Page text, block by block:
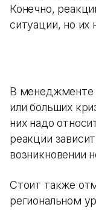
Конечно,
ситуации, но их
В менеджменте
или больших
них надо
реакции
возникновении
Стоит также
региональном